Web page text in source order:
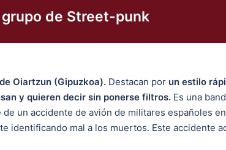
de Street-punk
Oiartzun (Gipuzkoa). Destacan por un estilo
y quieren decir sin ponerse filtros. Es una
un accidente de avión de militares españoles
identificando mal a los muertos. Este accidente